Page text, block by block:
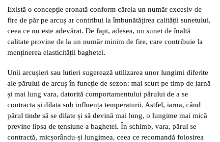
Există o concepție eronată conform căreia un număr excesiv de
fire de păr pe arcuș ar contribui la îmbunătățirea calității sunetului,
ceea ce nu este adevărat. De fapt, adesea, un sunet de înaltă
calitate provine de la un număr minim de fire, care contribuie la
menținerea elasticității baghetei.
Unii arcușieri sau lutieri sugerează utilizarea unor lungimi diferite
ale părului de arcuș în funcție de sezon: mai scurt pe timp de iarnă
și mai lung vara, datorită comportamentului părului de a se
contracta și dilata sub influența temperaturii. Astfel, iarna, când
părul tinde să se dilate și să devină mai lung, o lungime mai mică
previne lipsa de tensiune a baghetei. În schimb, vara, părul se
contractă, micșorându-și lungimea, ceea ce recomandă folosirea